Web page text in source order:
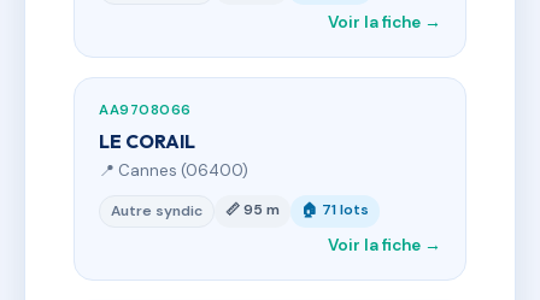
Voir la fiche →
AA9708066
LE CORAIL
📍 Cannes (06400)
Autre syndic 📏 95 m 🏠 71 lots
Voir la fiche →